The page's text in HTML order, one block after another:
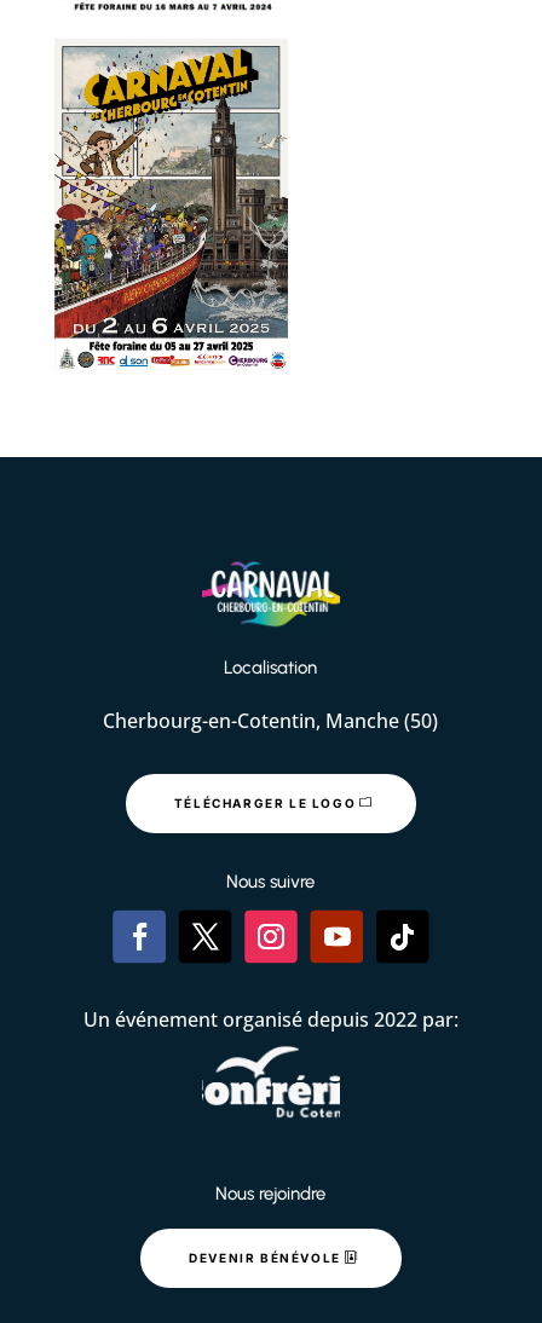
Localisation
Cherbourg-en-Cotentin, Manche (50)
TÉLÉCHARGER LE LOGO
Nous suivre
Un événement organisé depuis 2022 par:
Nous rejoindre
DEVENIR BÉNÉVOLE